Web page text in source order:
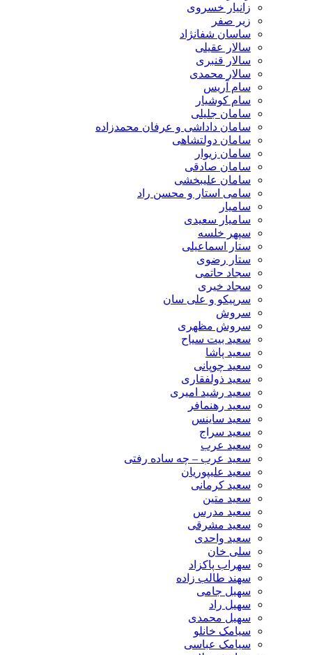
زانیار خسروی
زیر صفر
ساسان شفانژاد
سالار عقیلی
سالار قنبری
سالار محمدی
سام آریس
سام کوشیار
سامان جلیلی
سامان داداشی و عرفان محمدزاده
سامان دولتشاهی
سامان زیوار
سامان صادقی
سامان علیبخشی
سامی استار و محسن راد
سامیار
سامیار سعیدی
سپهر خلسه
ستار اسماعیلی
ستار رضوی
سجاد حاتمی
سجاد خیری
سرپیکو و علی سان
سروش
سروش مظهری
سعید بیت سیاح
سعید پاشا
سعید چوپانی
سعید ذولفقاری
سعید رشید امیری
سعید رهنمافر
سعید ساینس
سعید سراج
سعید عرب
سعید عرب – چه ساده رفتی
سعید علیپوریان
سعید کرمانی
سعید متین
سعید مدرس
سعید مشرقی
سعید واحدی
سلی خان
سهراب پاکزاد
سهند طالب زاده
سهیل جامی
سهیل راد
سهیل محمدی
سیامک خانلو
سیامک عباسی